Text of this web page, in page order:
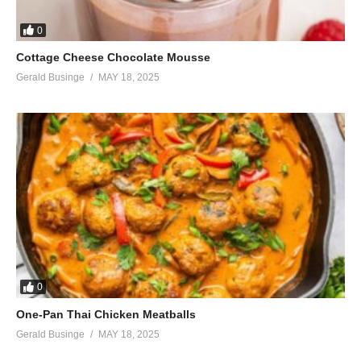
C’est le jeu de ma vie,
C’est le jeu de ma vie
Je veille sur celle qui m’a tout appris
Translate to English
(Visited 44 times, 1 visits today)
0
Cottage Cheese Chocolate Mousse
Gerald Businge MAY 18, 2025
0
One-Pan Thai Chicken Meatballs
Gerald Businge MAY 18, 2025